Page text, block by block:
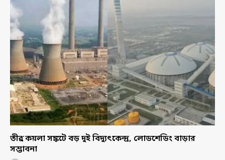
তীব্র কয়লা সঙ্কটে বড় দুই বিদ্যুৎকেন্দ্র, লোডশেডিং বাড়ার
সম্ভাবনা